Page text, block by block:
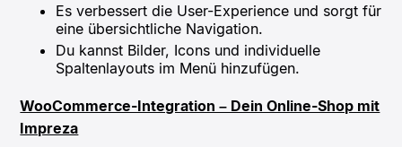
Es verbessert die User-Experience und sorgt für
eine übersichtliche Navigation.
Du kannst Bilder, Icons und individuelle
Spaltenlayouts im Menü hinzufügen.
WooCommerce-Integration – Dein Online-Shop mit
Impreza